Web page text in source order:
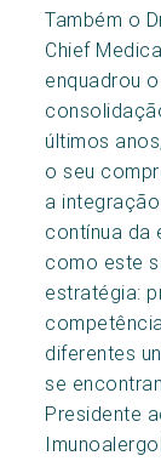
Também o
Chief
enquadrou
últimos
o seu
a
contínua da
como este
estratégia:
diferentes
se
Presidente